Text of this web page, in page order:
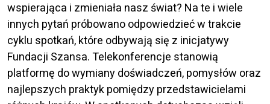
wspierająca i zmieniała nasz świat? Na te i wiele
innych pytań próbowano odpowiedzieć w trakcie
cyklu spotkań, które odbywają się z inicjatywy
Fundacji Szansa. Telekonferencje stanowią
platformę do wymiany doświadczeń, pomysłów oraz
najlepszych praktyk pomiędzy przedstawicielami